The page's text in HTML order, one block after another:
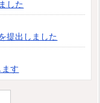
した
提出しました
す